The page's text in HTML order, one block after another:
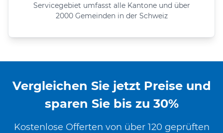
Servicegebiet umfasst alle Kantone und über
2000 Gemeinden in der Schweiz
Vergleichen Sie jetzt Preise und
sparen Sie bis zu 30%
Kostenlose Offerten von über 120 geprüften